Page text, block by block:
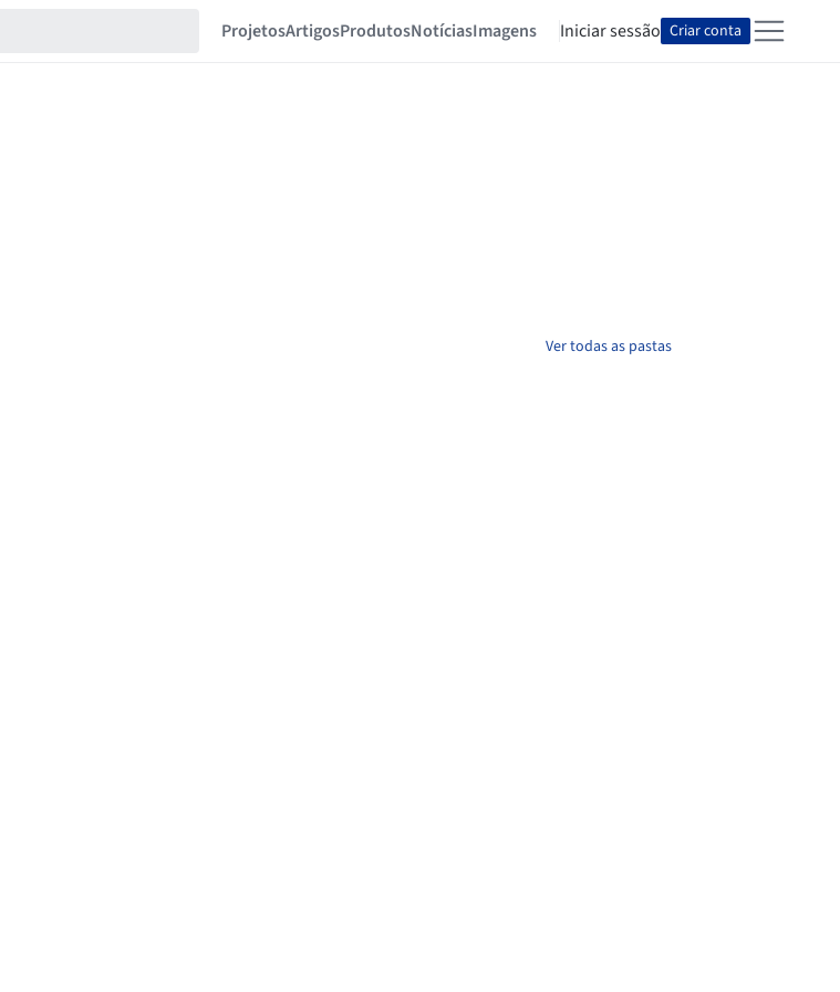
ProjetosArtigosProdutosNotíciasImagens Iniciar sessão Criar conta
Ver todas as pastas